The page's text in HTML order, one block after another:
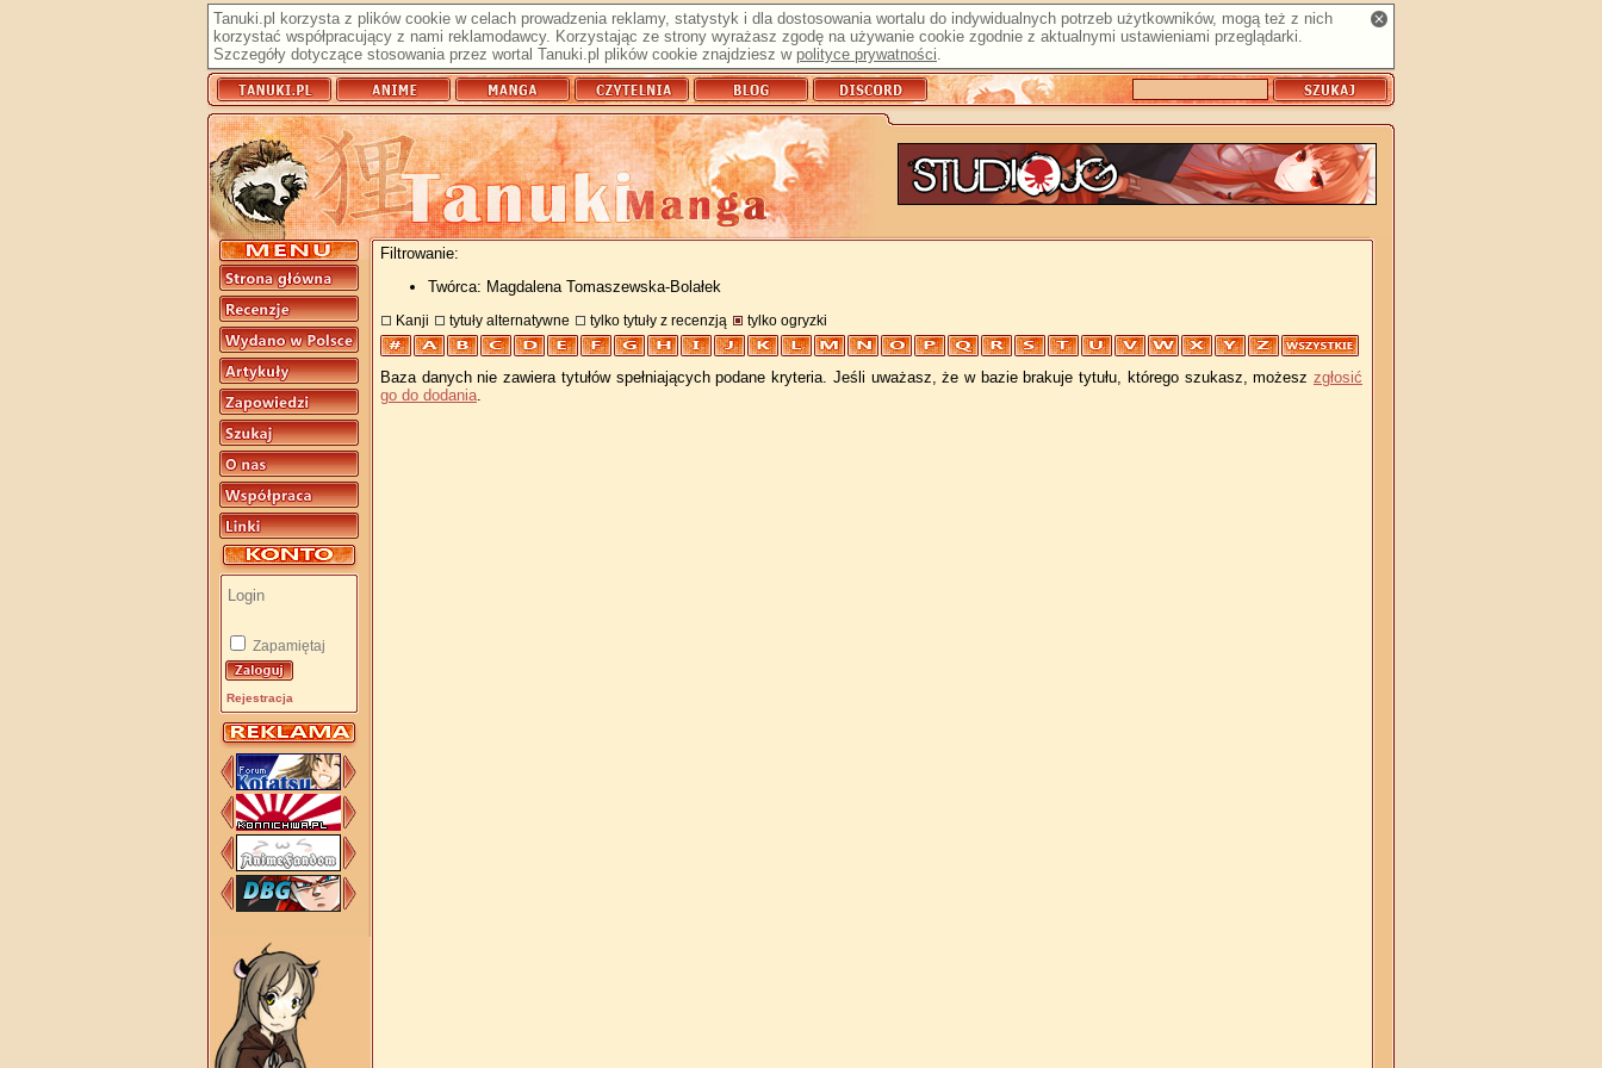
Tanuki.pl korzysta z plików cookie w celach prowadzenia reklamy, statystyk i dla dostosowania wortalu do indywidualnych potrzeb użytkowników, mogą też z nich
korzystać współpracujący z nami reklamodawcy. Korzystając ze strony wyrażasz zgodę na używanie cookie zgodnie z aktualnymi ustawieniami przeglądarki.
Szczegóły dotyczące stosowania przez wortal Tanuki.pl plików cookie znajdziesz w polityce prywatności.
Zapamiętaj
Rejestracja
Filtrowanie:
Twórca: Magdalena Tomaszewska-Bolałek
Kanji tytuły alternatywne tylko tytuły z recenzją tylko ogryzki
Baza danych nie zawiera tytułów spełniających podane kryteria. Jeśli uważasz, że w bazie brakuje tytułu, którego szukasz, możesz zgłosić
go do dodania.